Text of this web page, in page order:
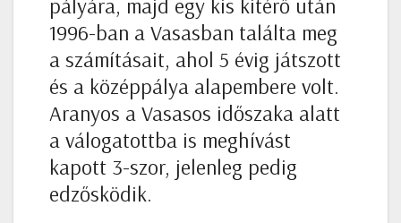
1996-ban a Vasasban találta meg
a számításait, ahol 5 évig játszott
és a középpálya alapembere volt.
Aranyos a Vasasos időszaka alatt
a válogatottba is meghívást
kapott 3-szor, jelenleg pedig
edzősködik.